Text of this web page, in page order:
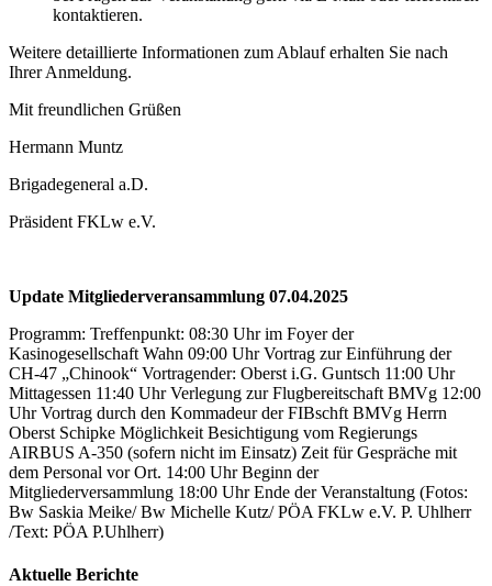
kontaktieren.
Weitere detaillierte Informationen zum Ablauf erhalten Sie nach
Ihrer Anmeldung.
Mit freundlichen Grüßen
Hermann Muntz
Brigadegeneral a.D.
Präsident FKLw e.V.
Update Mitgliederveransammlung 07.04.2025
Programm: Treffenpunkt: 08:30 Uhr im Foyer der
Kasinogesellschaft Wahn 09:00 Uhr Vortrag zur Einführung der
CH-47 „Chinook“ Vortragender: Oberst i.G. Guntsch 11:00 Uhr
Mittagessen 11:40 Uhr Verlegung zur Flugbereitschaft BMVg 12:00
Uhr Vortrag durch den Kommadeur der FIBschft BMVg Herrn
Oberst Schipke Möglichkeit Besichtigung vom Regierungs
AIRBUS A-350 (sofern nicht im Einsatz) Zeit für Gespräche mit
dem Personal vor Ort. 14:00 Uhr Beginn der
Mitgliederversammlung 18:00 Uhr Ende der Veranstaltung (Fotos:
Bw Saskia Meike/ Bw Michelle Kutz/ PÖA FKLw e.V. P. Uhlherr
/Text: PÖA P.Uhlherr)
Aktuelle Berichte